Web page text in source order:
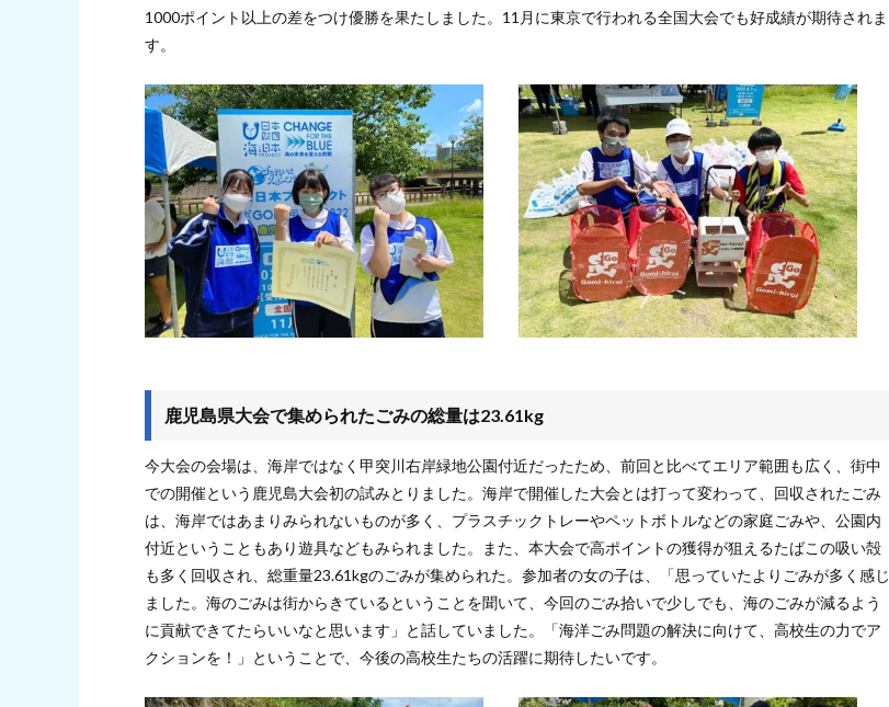
1000ポイント以上の差をつけ優勝を果たしました。11月に東京で行われる全国大会でも好成績が期待されま
す。
鹿児島県大会で集められたごみの総量は23.61kg
今大会の会場は、海岸ではなく甲突川右岸緑地公園付近だったため、前回と比べてエリア範囲も広く、街中
での開催という鹿児島大会初の試みとりました。海岸で開催した大会とは打って変わって、回収されたごみ
は、海岸ではあまりみられないものが多く、プラスチックトレーやペットボトルなどの家庭ごみや、公園内
付近ということもあり遊具などもみられました。また、本大会で高ポイントの獲得が狙えるたばこの吸い殻
も多く回収され、総重量23.61kgのごみが集められた。参加者の女の子は、「思っていたよりごみが多く感じ
ました。海のごみは街からきているということを聞いて、今回のごみ拾いで少しでも、海のごみが減るよう
に貢献できてたらいいなと思います」と話していました。「海洋ごみ問題の解決に向けて、高校生の力でア
クションを！」ということで、今後の高校生たちの活躍に期待したいです。